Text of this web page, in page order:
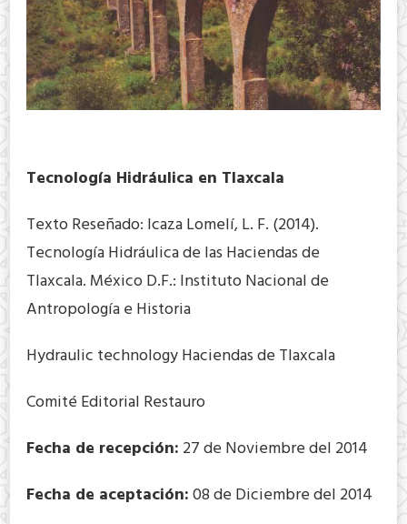
Tecnología Hidráulica en Tlaxcala
Texto Reseñado: Icaza Lomelí, L. F. (2014).
Tecnología Hidráulica de las Haciendas de
Tlaxcala. México D.F.: Instituto Nacional de
Antropología e Historia
Hydraulic technology Haciendas de Tlaxcala
Comité Editorial Restauro
Fecha de recepción: 27 de Noviembre del 2014
Fecha de aceptación:08 de Diciembre del 2014